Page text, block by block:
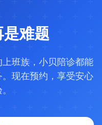
难题
班族，小贝陪诊都能
现在预约，享受安心